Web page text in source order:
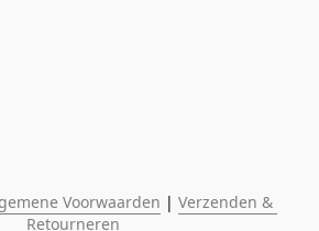
Voorwaarden | Verzenden &
Retourneren